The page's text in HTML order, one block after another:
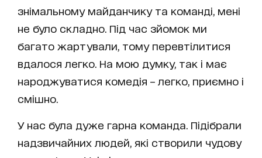
знімальному майданчику та команді, мені
не було складно. Під час зйомок ми
багато жартували, тому перевтілитися
вдалося легко. На мою думку, так і має
народжуватися комедія – легко, приємно і
смішно.
У нас була дуже гарна команда. Підібрали
надзвичайних людей, які створили чудову